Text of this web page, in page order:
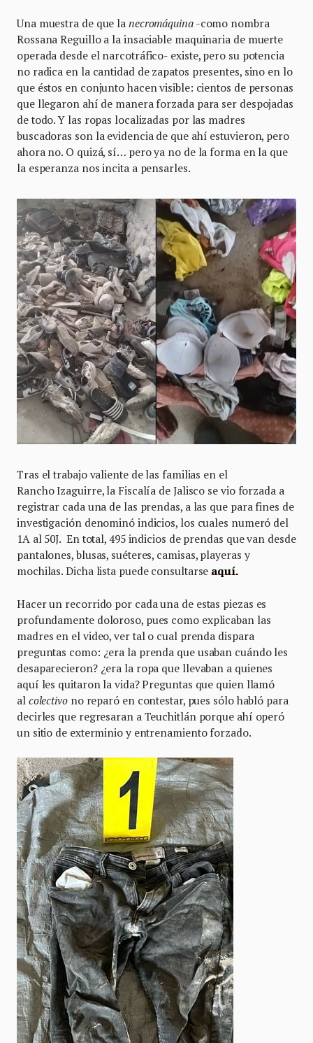
Una muestra de que la necromáquina-como nombra
Rossana Reguillo a la insaciable maquinaria de muerte
operada desde el narcotráfico- existe, pero su potencia
no radica en la cantidad de zapatos presentes, sino en lo
que éstos en conjunto hacen visible: cientos de personas
que llegaron ahí de manera forzada para ser despojadas
de todo. Y las ropas localizadas por las madres
buscadoras son la evidencia de que ahí estuvieron, pero
ahora no. O quizá, sí… pero ya no de la forma en la que
la esperanza nos incita a pensarles.
Tras el trabajo valiente de las familias en el
Rancho Izaguirre, la Fiscalía de Jalisco se vio forzada a
registrar cada una de las prendas, a las que para fines de
investigación denominó indicios, los cuales numeró del
1A al 50J. En total, 495 indicios de prendas que van desde
pantalones, blusas, suéteres, camisas, playeras y
mochilas. Dicha lista puede consultarse aquí.
Hacer un recorrido por cada una de estas piezas es
profundamente doloroso, pues como explicaban las
madres en el video, ver tal o cual prenda dispara
preguntas como: ¿era la prenda que usaban cuándo les
desaparecieron? ¿era la ropa que llevaban a quienes
aquí les quitaron la vida? Preguntas que quien llamó
al colectivono reparó en contestar, pues sólo habló para
decirles que regresaran a Teuchitlán porque ahí operó
un sitio de exterminio y entrenamiento forzado.